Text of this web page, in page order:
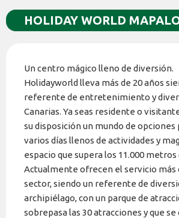
HOLIDAY WORLD
Un centro mágico lleno de diversión.
Holidayworld lleva más de 20 años
referente de entretenimiento y
Canarias. Ya seas residente o
su disposición un mundo de opciones
varios días llenos de actividades y
espacio que supera los 11.000 metros
Actualmente ofrecen el servicio más
sector, siendo un referente de
archipiélago, con un parque de
sobrepasa las 30 atracciones y que